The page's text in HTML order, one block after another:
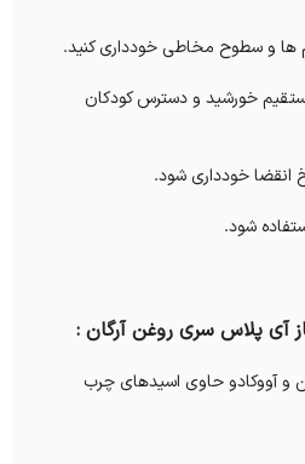
ها و سطوح مخاطی خودداری کنید.
خورشید و دسترس کودکان
خودداری شود.
شود.
آی پلاس سری روغن آرگان :
و آووکادو حاوی اسیدهای چرب